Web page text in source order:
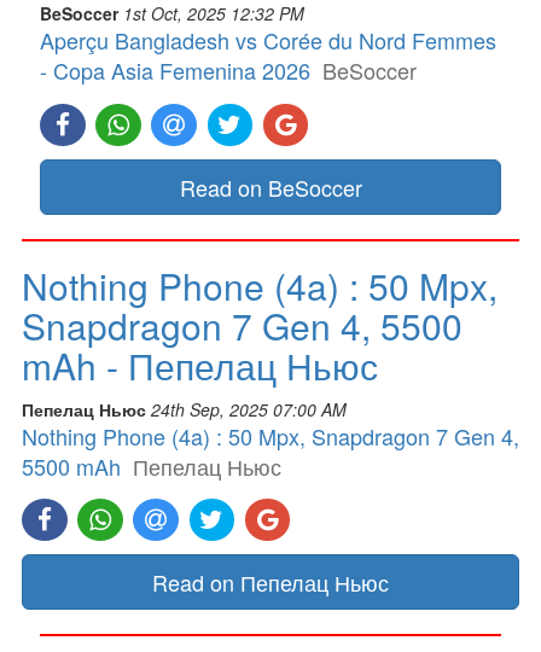
BeSoccer 1st Oct, 2025 12:32 PM
Aperçu Bangladesh vs Corée du Nord Femmes
- Copa Asia Femenina 2026 BeSoccer
Read on BeSoccer
Nothing Phone (4a) : 50 Mpx,
Snapdragon 7 Gen 4, 5500
mAh - Пепелац Ньюс
Пепелац Ньюс 24th Sep, 2025 07:00 AM
Nothing Phone (4a) : 50 Mpx, Snapdragon 7 Gen 4,
5500 mAh Пепелац Ньюс
Read on Пепелац Ньюс